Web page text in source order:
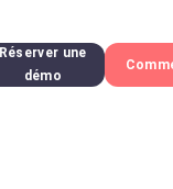
Réserver une
démo